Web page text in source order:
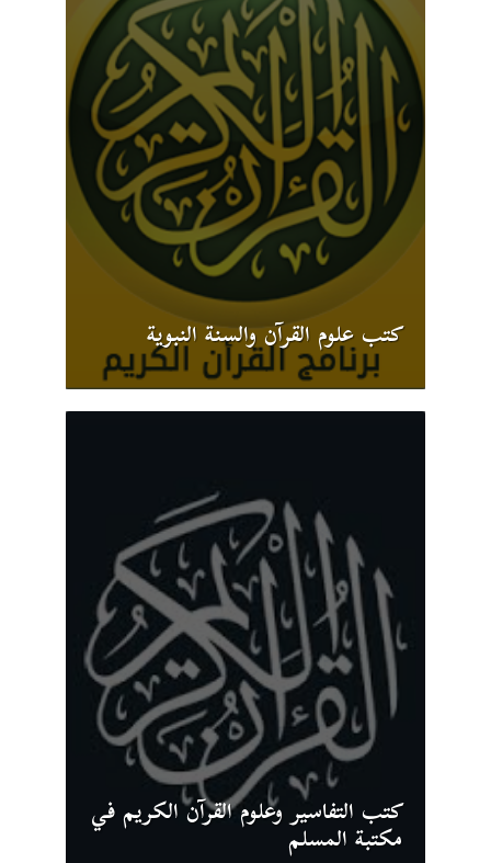
كتب التفاسير وعلوم القرآن الكريم في
مكتبة المسلم
كتب علوم القرآن والسنة النبوية